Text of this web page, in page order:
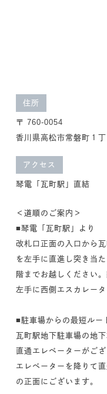
住所
〒 760-0054
香川県高松市常磐町１
アクセス
琴電「瓦町駅」直結
＜道順のご案内＞
■琴電「瓦町駅」より
改札口正面の入口から
を左手に直進し突き当
階までお越しください
左手に西側エスカレー
■駐車場からの最短ルー
瓦町駅地下駐車場の地
直通エレベーターがご
エレベーターを降りて
の正面にございます。